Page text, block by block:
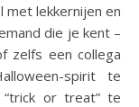
met lekkernijen en
die je kent –
zelfs een collega
spirit te
or treat” te